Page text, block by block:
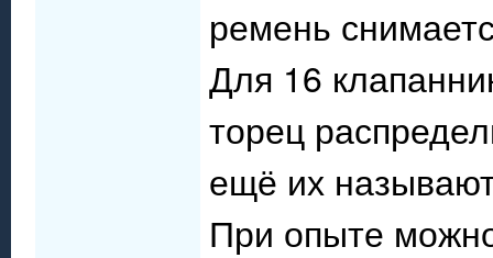
ремень
Для 16
торец
ещё их
При опыте